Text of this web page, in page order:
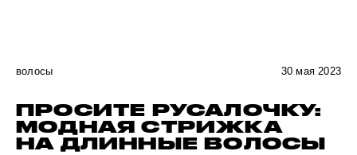
волосы 30 мая 2023
ПРОСИТЕ РУСАЛОЧКУ:
МОДНАЯ СТРИЖКА
НА ДЛИННЫЕ ВОЛОСЫ